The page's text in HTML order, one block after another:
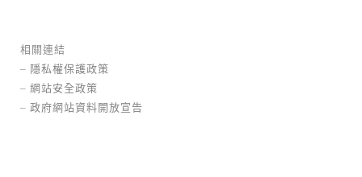
相關連結
– 隱私權保護政策
– 網站安全政策
– 政府網站資料開放宣告